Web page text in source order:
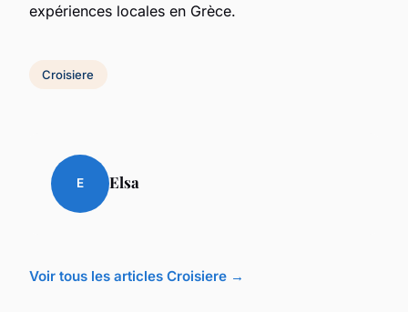
expériences locales en Grèce.
Croisiere
E Elsa
Voir tous les articles Croisiere →